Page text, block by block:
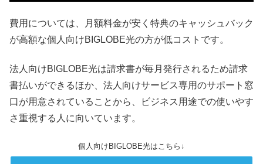
費用については、月額料金が安く特典のキャッシュバック
が高額な個人向けBIGLOBE光の方が低コストです。
法人向けBIGLOBE光は請求書が毎月発行されるため請求
書払いができるほか、法人向けサービス専用のサポート窓
口が用意されていることから、ビジネス用途での使いやす
さ重視する人に向いています。
個人向けBIGLOBE光はこちら↓